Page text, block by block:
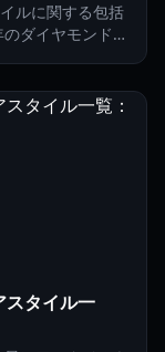
ルに関する包括
ダイヤモンドを
スタイル一